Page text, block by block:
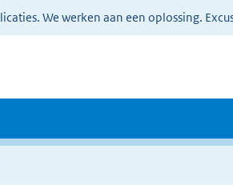
We werken aan een oplossing.